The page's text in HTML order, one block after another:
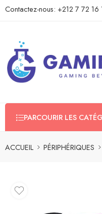
Contactez-nous: +212 7 72 16
PARCOURIR LES
ACCUEIL PÉRIPHÉRIQUES